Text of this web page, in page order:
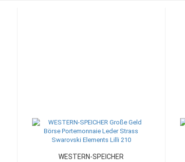
WESTERN-SPEICHER